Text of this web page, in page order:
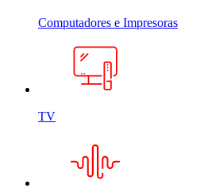
Computadores e Impresoras
TV